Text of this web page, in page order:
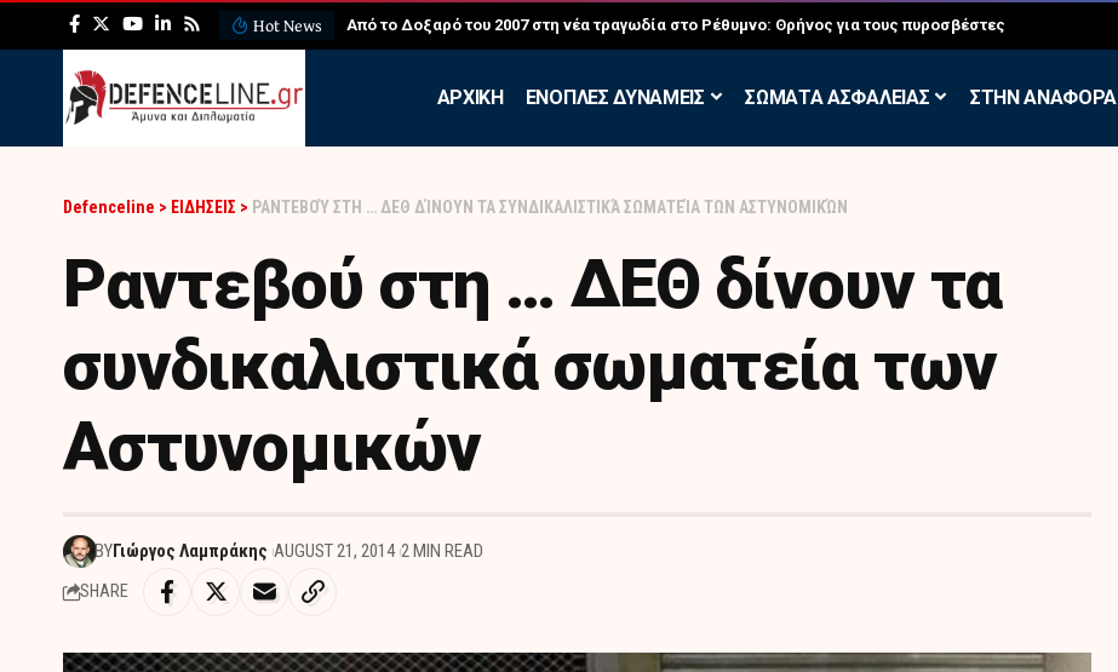
Hot News ΛΕΦΕΔ: Η εντυπωσιακή άσκηση των Εθελοντών Εφέδρων στον Έβρο
APXIKH ΕΝΟΠΛΕΣ ΔΥΝΑΜΕΙΣ ΣΩΜΑΤΑ ΑΣΦΑΛΕΙΑΣ ΣΤΗΝ ΑΝΑΦΟΡΑ
Defenceline > ΕΙΔΗΣΕΙΣ > ΡΑΝΤΕΒΟΎ ΣΤΗ … ΔΕΘ ΔΊΝΟΥΝ ΤΑ ΣΥΝΔΙΚΑΛΙΣΤΙΚΆ ΣΩΜΑΤΕΊΑ ΤΩΝ ΑΣΤΥΝΟΜΙΚΏΝ
Ραντεβού στη … ΔΕΘ δίνουν τα
συνδικαλιστικά σωματεία των
Αστυνομικών
BYΓιώργος Λαμπράκης AUGUST 21, 2014 2 MIN READ
SHARE